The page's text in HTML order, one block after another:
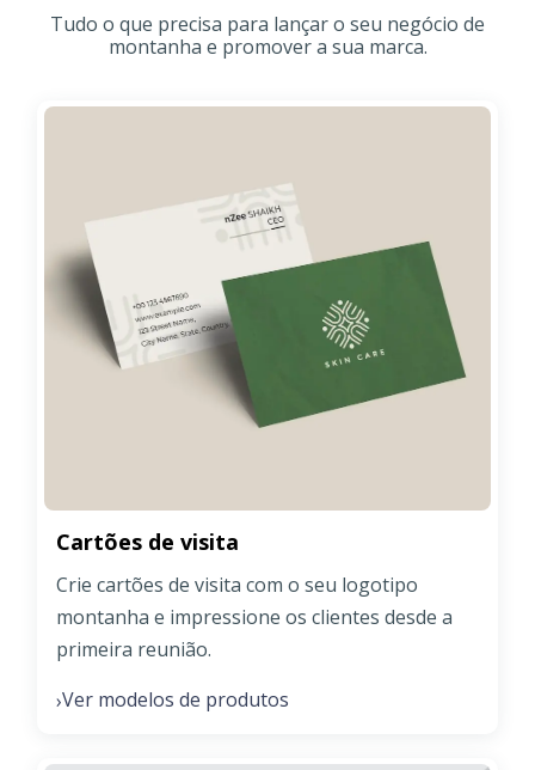
Tudo o que precisa para lançar o seu negócio de
montanha e promover a sua marca.
Cartões de visita
Crie cartões de visita com o seu logotipo
montanha e impressione os clientes desde a
primeira reunião.
›Ver modelos de produtos